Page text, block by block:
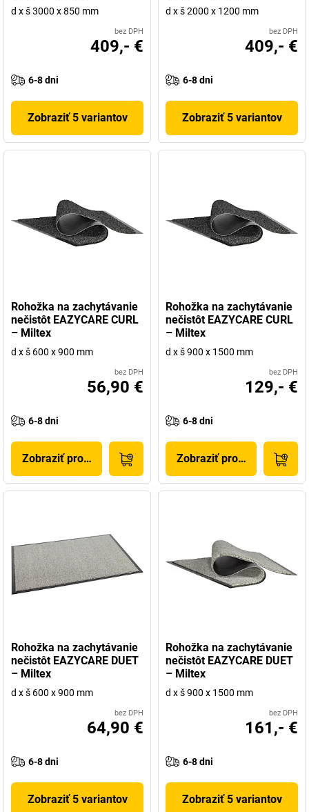
d x š 3000 x 850 mm
bez DPH
409,- €
6-8 dni
Zobraziť 5 variantov
d x š 2000 x 1200 mm
bez DPH
409,- €
6-8 dni
Zobraziť 5 variantov
Rohožka na zachytávanie
nečistôt EAZYCARE CURL
– Miltex
d x š 600 x 900 mm
bez DPH
56,90 €
6-8 dni
Zobraziť produkt
Rohožka na zachytávanie
nečistôt EAZYCARE CURL
– Miltex
d x š 900 x 1500 mm
bez DPH
129,- €
6-8 dni
Zobraziť produkt
Rohožka na zachytávanie
nečistôt EAZYCARE DUET
– Miltex
d x š 600 x 900 mm
bez DPH
64,90 €
6-8 dni
Zobraziť 5 variantov
Rohožka na zachytávanie
nečistôt EAZYCARE DUET
– Miltex
d x š 900 x 1500 mm
bez DPH
161,- €
6-8 dni
Zobraziť 5 variantov